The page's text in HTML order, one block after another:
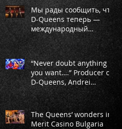
Мы рады сообщить, что
D-Queens теперь —
международный
проект!
“Never doubt anything
you want….” Producer of
D-Queens, Andrei
Markeev
The Queens’ wonders in
Merit Casino Bulgaria